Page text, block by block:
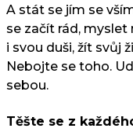
A stát se jím se
se začít rád, myslet
i svou duši, žít svůj
Nebojte se toho.
sebou.
Těšte se z